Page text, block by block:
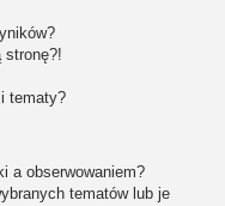
stronę?!
tematy?
a obserwowaniem?
tematów lub je